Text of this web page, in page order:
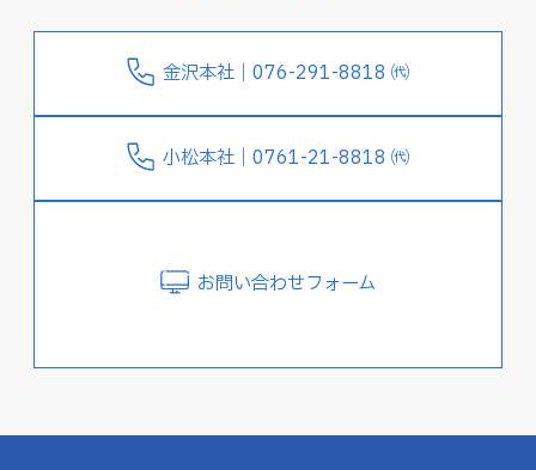
金沢本社｜076-291-8818 ㈹
小松本社｜0761-21-8818 ㈹
お問い合わせフォーム